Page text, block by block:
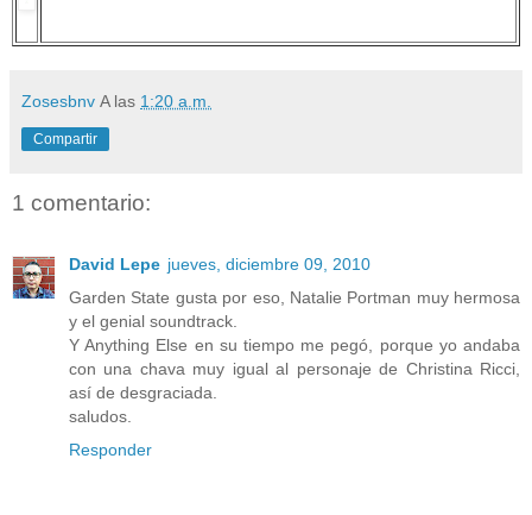
Zosesbnv A las 1:20 a.m.
Compartir
1 comentario:
David Lepe jueves, diciembre 09, 2010
Garden State gusta por eso, Natalie Portman muy hermosa
y el genial soundtrack.
Y Anything Else en su tiempo me pegó, porque yo andaba
con una chava muy igual al personaje de Christina Ricci,
así de desgraciada.
saludos.
Responder